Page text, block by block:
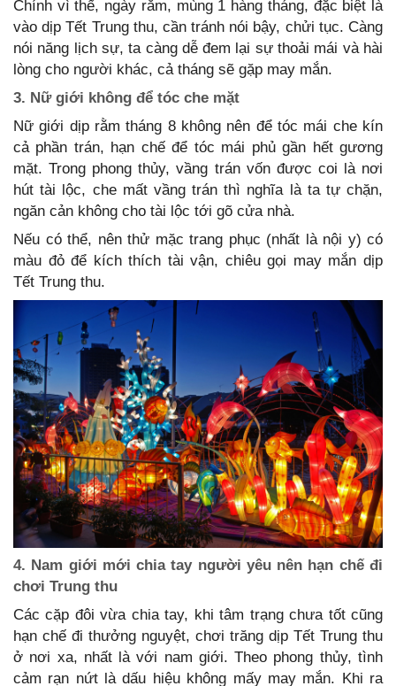
Chính vì thế, ngày rằm, mùng 1 hàng tháng, đặc biệt là
vào dịp Tết Trung thu, cần tránh nói bậy, chửi tục. Càng
nói năng lịch sự, ta càng dễ đem lại sự thoải mái và hài
lòng cho người khác, cả tháng sẽ gặp may mắn.
3. Nữ giới không để tóc che mặt
Nữ giới dịp rằm tháng 8 không nên để tóc mái che kín
cả phần trán, hạn chế để tóc mái phủ gần hết gương
mặt. Trong phong thủy, vầng trán vốn được coi là nơi
hút tài lộc, che mất vầng trán thì nghĩa là ta tự chặn,
ngăn cản không cho tài lộc tới gõ cửa nhà.
Nếu có thể, nên thử mặc trang phục (nhất là nội y) có
màu đỏ để kích thích tài vận, chiêu gọi may mắn dịp
Tết Trung thu.
4. Nam giới mới chia tay người yêu nên hạn chế đi
chơi Trung thu
Các cặp đôi vừa chia tay, khi tâm trạng chưa tốt cũng
hạn chế đi thưởng nguyệt, chơi trăng dịp Tết Trung thu
ở nơi xa, nhất là với nam giới. Theo phong thủy, tình
cảm rạn nứt là dấu hiệu không mấy may mắn. Khi ra